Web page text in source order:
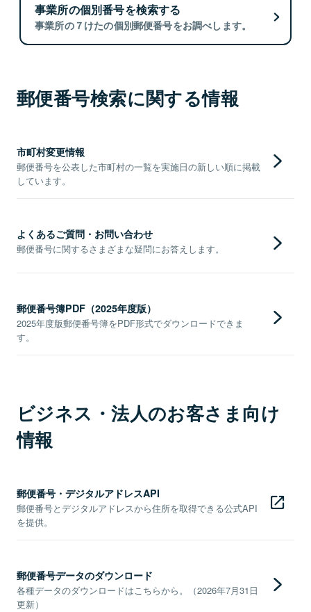
事業所の個別番号を検索する
事業所の７けたの個別郵便番号をお調べします。
郵便番号検索に関する情報
市町村変更情報
郵便番号を公表した市町村の一覧を実施日の新しい順に掲載
しています。
よくあるご質問・お問い合わせ
郵便番号に関するさまざまな疑問にお答えします。
郵便番号簿PDF（2025年度版）
2025年度版郵便番号簿をPDF形式でダウンロードできま
す。
ビジネス・法人のお客さま向け
情報
郵便番号・デジタルアドレスAPI
郵便番号とデジタルアドレスから住所を取得できる公式API
を提供。
郵便番号データのダウンロード
各種データのダウンロードはこちらから。（2026年7月31日
更新）